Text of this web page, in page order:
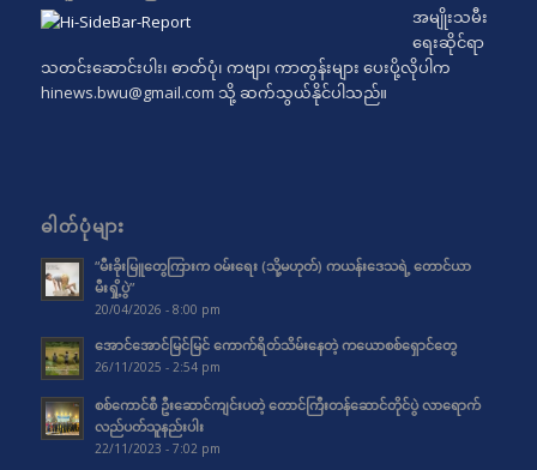
အမျိုးသမီး
ရေးဆိုင်ရာ
သတင်းဆောင်းပါး၊ ဓာတ်ပုံ၊ ကဗျာ၊ ကာတွန်းများ ပေးပို့လိုပါက
hinews.bwu@gmail.com သို့ ဆက်သွယ်နိုင်ပါသည်။
ဓါတ်ပုံများ
“မီးခိုးမြူတွေကြားက ဝမ်းရေး (သို့မဟုတ်) ကယန်းဒေသရဲ့ တောင်ယာ
မီးရှို့ပွဲ”
20/04/2026 - 8:00 pm
အောင်အောင်မြင်မြင် ကောက်ရိတ်သိမ်းနေတဲ့ ကယောစစ်ရှောင်တွေ
26/11/2025 - 2:54 pm
စစ်ကောင်စီ ဦးဆောင်ကျင်းပတဲ့ တောင်ကြီးတန်ဆောင်တိုင်ပွဲ လာရောက်
လည်ပတ်သူနည်းပါး
22/11/2023 - 7:02 pm